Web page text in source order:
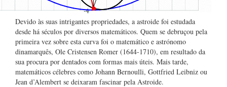
Devido às suas intrigantes propriedades, a astroide foi estudada
desde há séculos por diversos matemáticos. Quem se debruçou pela
primeira vez sobre esta curva foi o matemático e astrónomo
dinamarquês, Ole Cristensen Romer (1644-1710), em resultado da
sua procura por dentados com formas mais úteis. Mais tarde,
matemáticos célebres como Johann Bernoulli, Gottfried Leibniz ou
Jean d’Alembert se deixaram fascinar pela Astroide.